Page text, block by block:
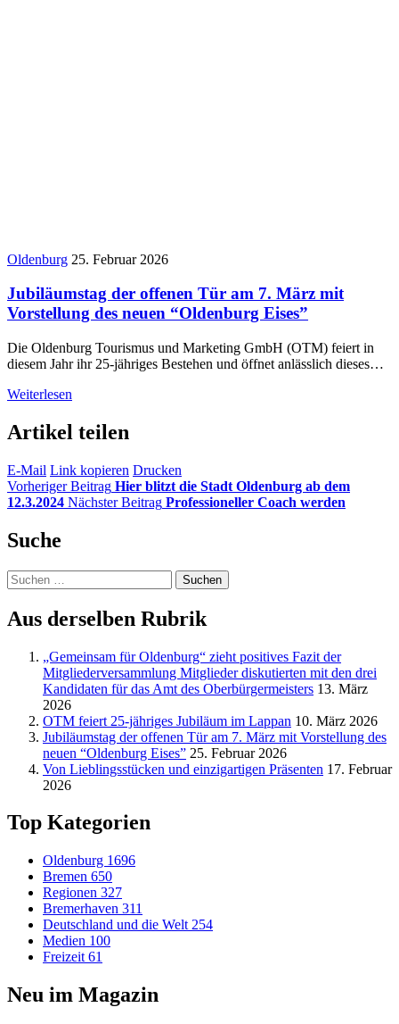
Oldenburg 25. Februar 2026
Jubiläumstag der offenen Tür am 7. März mit
Vorstellung des neuen “Oldenburg Eises”
Die Oldenburg Tourismus und Marketing GmbH (OTM) feiert in
diesem Jahr ihr 25-jähriges Bestehen und öffnet anlässlich dieses…
Weiterlesen
Artikel teilen
E-Mail Link kopieren Drucken
Vorheriger Beitrag Hier blitzt die Stadt Oldenburg ab dem
12.3.2024 Nächster Beitrag Professioneller Coach werden
Suche
Suchen
nach:
Aus derselben Rubrik
„Gemeinsam für Oldenburg“ zieht positives Fazit der
Mitgliederversammlung Mitglieder diskutierten mit den drei
Kandidaten für das Amt des Oberbürgermeisters 13. März
2026
OTM feiert 25-jähriges Jubiläum im Lappan 10. März 2026
Jubiläumstag der offenen Tür am 7. März mit Vorstellung des
neuen “Oldenburg Eises” 25. Februar 2026
Von Lieblingsstücken und einzigartigen Präsenten 17. Februar
2026
Top Kategorien
Oldenburg 1696
Bremen 650
Regionen 327
Bremerhaven 311
Deutschland und die Welt 254
Medien 100
Freizeit 61
Neu im Magazin